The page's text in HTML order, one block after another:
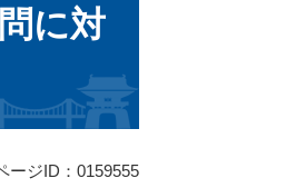
に対
ージID：0159555